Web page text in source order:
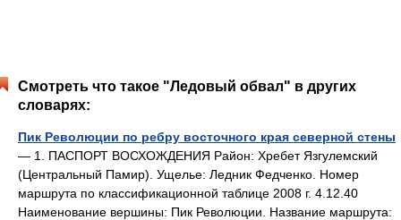
Смотреть что такое "Ледовый обвал" в других
словарях:
Пик Революции по ребру восточного края северной стены
— 1. ПАСПОРТ ВОСХОЖДЕНИЯ Район: Хребет Язгулемский
(Центральный Памир). Ущелье: Ледник Федченко. Номер
маршрута по классификационной таблице 2008 г. 4.12.40
Наименование вершины: Пик Революции. Название маршрута: